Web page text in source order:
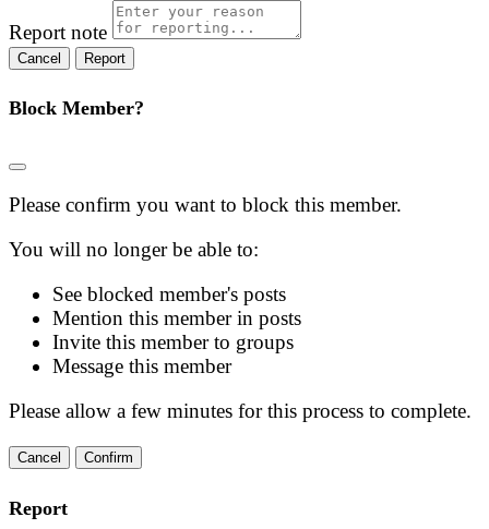
Report note
Report
Block Member?
Please confirm you want to block this member.
You will no longer be able to:
See blocked member's posts
Mention this member in posts
Invite this member to groups
Message this member
Please allow a few minutes for this process to complete.
Confirm
Report